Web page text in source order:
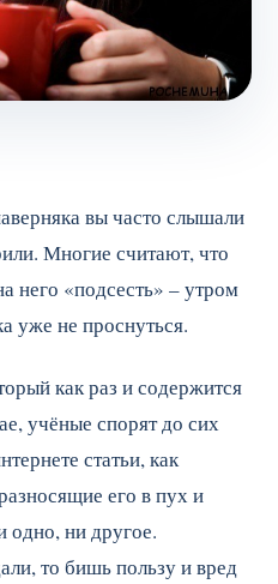
вы часто слышали
Многие считают, что
него «подсесть» – утром
уже не проснуться.
как раз и содержится
учёные спорят до сих
статьи, как
его в пух и
одно, ни другое.
то бишь пользу и вред